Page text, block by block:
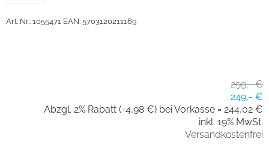
Art. Nr.: 1055471 EAN: 5703120211169
299,- €
249,- €
Abzgl. 2% Rabatt (-4,98 €) bei Vorkasse = 244,02 €
inkl. 19% MwSt.
Versandkostenfrei